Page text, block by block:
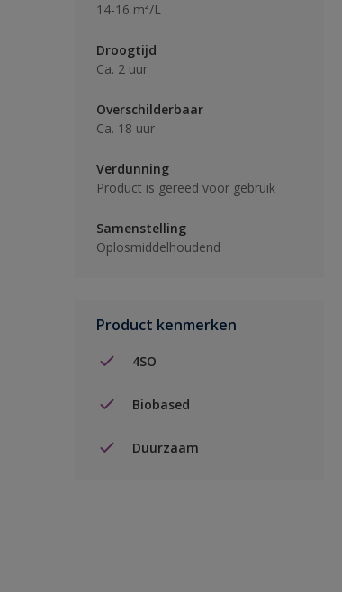
14-16 m²/L
Droogtijd
Ca. 2 uur
Overschilderbaar
Ca. 18 uur
Verdunning
Product is gereed voor gebruik
Samenstelling
Oplosmiddelhoudend
Product kenmerken
4SO
Biobased
Duurzaam